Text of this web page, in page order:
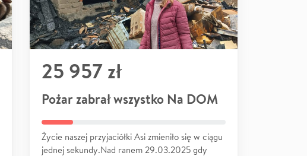
25 957 zł
Pożar zabrał wszystko Na DOM
Życie naszej przyjaciółki Asi zmieniło się w ciągu
jednej sekundy.Nad ranem 29.03.2025 gdy